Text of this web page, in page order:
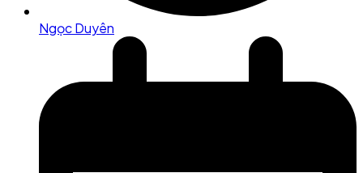
Ngọc Duyên